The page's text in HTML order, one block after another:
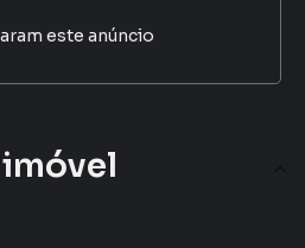
este anúncio